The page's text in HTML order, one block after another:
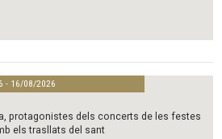
- 16/08/2026
protagonistes dels concerts de les festes
els trasllats del sant